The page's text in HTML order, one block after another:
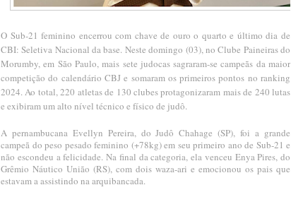
O Sub-21 feminino encerrou com chave de ouro o quarto e último dia de
CBI: Seletiva Nacional da base. Neste domingo (03), no Clube Paineiras do
Morumby, em São Paulo, mais sete judocas sagraram-se campeãs da maior
competição do calendário CBJ e somaram os primeiros pontos no ranking
2024. Ao total, 220 atletas de 130 clubes protagonizaram mais de 240 lutas
e exibiram um alto nível técnico e físico de judô.
A pernambucana Evellyn Pereira, do Judô Chahage (SP), foi a grande
campeã do peso pesado feminino (+78kg) em seu primeiro ano de Sub-21 e
não escondeu a felicidade. Na final da categoria, ela venceu Enya Pires, do
Grêmio Náutico União (RS), com dois waza-ari e emocionou os pais que
estavam a assistindo na arquibancada.